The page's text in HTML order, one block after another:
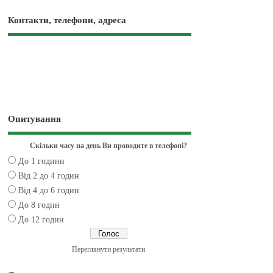
Контакти, телефони, адреса
Опитування
Скільки часу на день Ви проводите в телефоні?
До 1 години
Від 2 до 4 годин
Від 4 до 6 годин
До 8 годин
До 12 годин
Переглянути результати